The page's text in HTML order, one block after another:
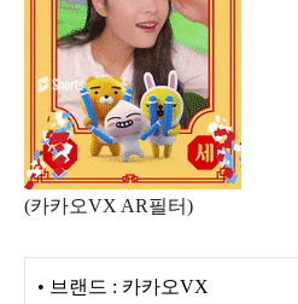
(카카오VX AR필터)
• 브랜드 : 카카오VX